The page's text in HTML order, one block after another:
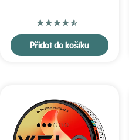
Přidat do košíku